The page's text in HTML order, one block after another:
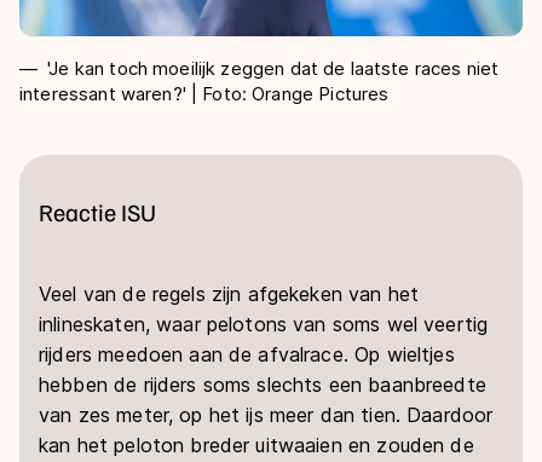
'Je kan toch moeilijk zeggen dat de laatste races niet
interessant waren?' | Foto: Orange Pictures
Reactie ISU
Veel van de regels zijn afgekeken van het
inlineskaten, waar pelotons van soms wel veertig
rijders meedoen aan de afvalrace. Op wieltjes
hebben de rijders soms slechts een baanbreedte
van zes meter, op het ijs meer dan tien. Daardoor
kan het peloton breder uitwaaien en zouden de